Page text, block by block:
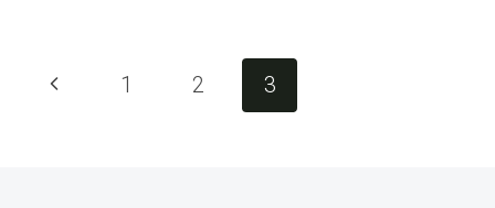
D’HEURE,
ÉLOGE
Navigation
Page
1 2 3